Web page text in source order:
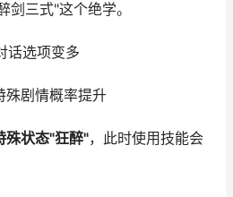
剑三式"这个绝学。
话选项变多
殊剧情概率提升
殊状态"狂醉"，此时使用技能会